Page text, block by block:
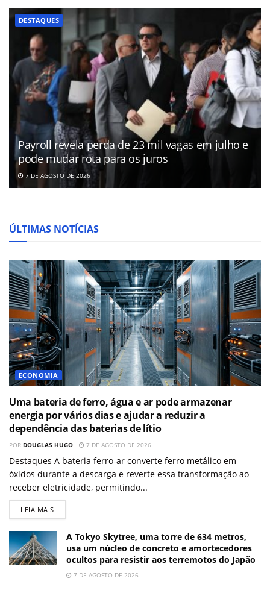
DESTAQUES
Payroll revela perda de 23 mil vagas em julho e
pode mudar rota para os juros
7 DE AGOSTO DE 2026
ÚLTIMAS NOTÍCIAS
ECONOMIA
Uma bateria de ferro, água e ar pode armazenar
energia por vários dias e ajudar a reduzir a
dependência das baterias de lítio
POR DOUGLAS HUGO 7 DE AGOSTO DE 2026
Destaques A bateria ferro-ar converte ferro metálico em
óxidos durante a descarga e reverte essa transformação ao
receber eletricidade, permitindo...
LEIA MAIS
A Tokyo Skytree, uma torre de 634 metros,
usa um núcleo de concreto e amortecedores
ocultos para resistir aos terremotos do Japão
7 DE AGOSTO DE 2026